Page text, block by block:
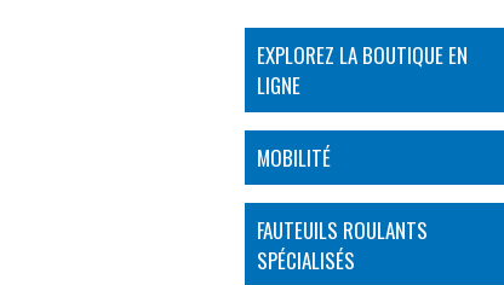
EXPLOREZ LA BOUTIQUE EN
LIGNE
MOBILITÉ
FAUTEUILS ROULANTS
SPÉCIALISÉS